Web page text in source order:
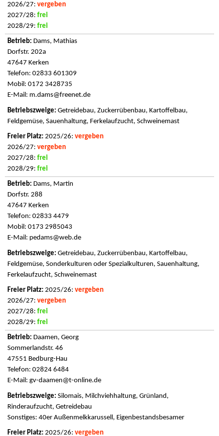
2026/27: vergeben
2027/28: frei
2028/29: frei
Dams, Mathias
Dorfstr. 202a
47647 Kerken
Telefon: 02833 601309
Mobil: 0172 3428735
E-Mail: m.dams@freenet.de
Getreidebau, Zuckerrübenbau, Kartoffelbau,
Feldgemüse, Sauenhaltung, Ferkelaufzucht, Schweinemast
2025/26: vergeben
2026/27: vergeben
2027/28: frei
2028/29: frei
Dams, Martin
Dorfstr. 288
47647 Kerken
Telefon: 02833 4479
Mobil: 0173 2985043
E-Mail: pedams@web.de
Getreidebau, Zuckerrübenbau, Kartoffelbau,
Feldgemüse, Sonderkulturen oder Spezialkulturen, Sauenhaltung,
Ferkelaufzucht, Schweinemast
2025/26: vergeben
2026/27: vergeben
2027/28: frei
2028/29: frei
Daamen, Georg
Sommerlandstr. 46
47551 Bedburg-Hau
Telefon: 02824 6484
E-Mail: gv-daamen@t-online.de
Silomais, Milchviehhaltung, Grünland,
Rinderaufzucht, Getreidebau
Sonstiges: 40er Außenmelkkarussell, Eigenbestandsbesamer
2025/26: vergeben